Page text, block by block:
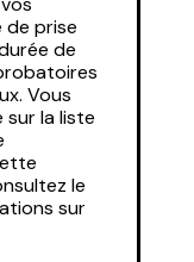
de prise
de
Vous
sur la liste
le
sur